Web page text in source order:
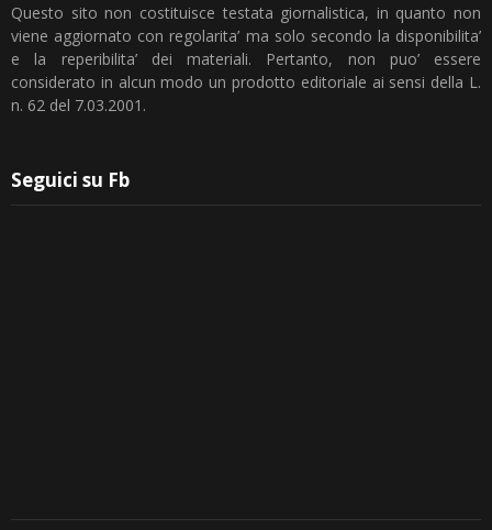
Questo sito non costituisce testata giornalistica, in quanto non
viene aggiornato con regolarita’ ma solo secondo la disponibilita’
e la reperibilita’ dei materiali. Pertanto, non puo’ essere
considerato in alcun modo un prodotto editoriale ai sensi della L.
n. 62 del 7.03.2001.
Seguici su Fb